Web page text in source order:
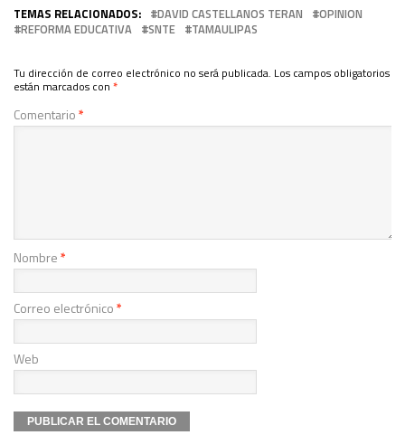
TEMAS RELACIONADOS: DAVID CASTELLANOS TERAN
OPINION
REFORMA EDUCATIVA
SNTE TAMAULIPAS
Tu dirección de correo electrónico no será publicada. Los campos obligatorios
están marcados con *
Comentario*
Nombre*
Correo electrónico*
Web